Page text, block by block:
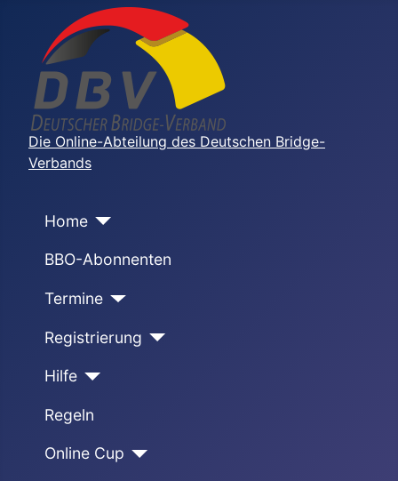
Die Online-Abteilung des Deutschen Bridge-
Verbands
Home
BBO-Abonnenten
Termine
Registrierung
Hilfe
Regeln
Online Cup